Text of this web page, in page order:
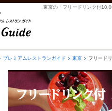
東京の「フリードリンク付
プレミアムレストランガイド 東京 フリード